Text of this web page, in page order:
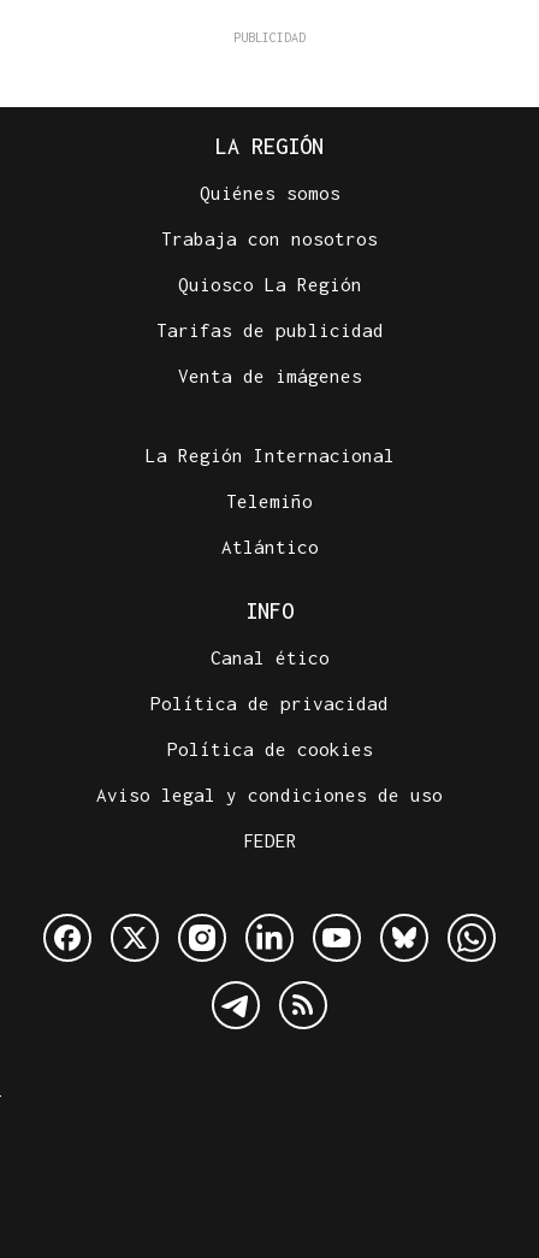
LA REGIÓN
Quiénes somos
Trabaja con nosotros
Quiosco La Región
Tarifas de publicidad
Venta de imágenes
La Región Internacional
Telemiño
Atlántico
INFO
Canal ético
Política de privacidad
Política de cookies
Aviso legal y condiciones de uso
FEDER